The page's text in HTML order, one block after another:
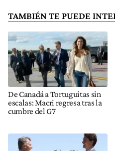
TAMBIÉN TE PUEDE
De Canadá a Tortuguitas sin
escalas: Macri regresa tras la
cumbre del G7